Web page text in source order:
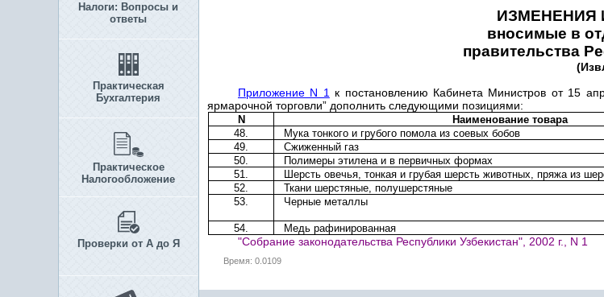
Налоги: Вопросы и
ответы
Практическая
Бухгалтерия
Практическое
Налогообложение
Проверки от А до Я
ИЗМЕНЕНИЯ
вносимые в
правительства
Приложение N 1
к постановлению Кабинета Министров от 15
ярмарочной торговли” дополнить следующими позициями:
N Наименование товара
48.
Мука тонкого и грубого помола из соевых бобов
49.
Сжиженный газ
50.
Полимеры этилена и в первичных формах
51.
Шерсть овечья, тонкая и грубая шерсть животных, пряжа из
52.
Ткани шерстяные, полушерстяные
53.
Черные металлы
54.
Медь рафинированная
"Собрание законодательства Республики Узбекистан", 2002 г., N 1
Время: 0.0109